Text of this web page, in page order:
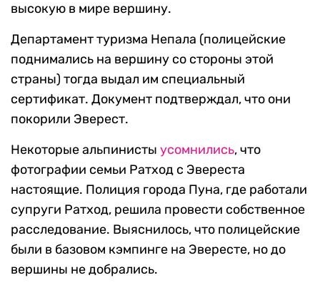
высокую в мире вершину.
Департамент туризма Непала (полицейские
поднимались на вершину со стороны этой
страны) тогда выдал им специальный
сертификат. Документ подтверждал, что они
покорили Эверест.
Некоторые альпинисты усомнились, что
фотографии семьи Ратход с Эвереста
настоящие. Полиция города Пуна, где работали
супруги Ратход, решила провести собственное
расследование. Выяснилось, что полицейские
были в базовом кэмпинге на Эвересте, но до
вершины не добрались.